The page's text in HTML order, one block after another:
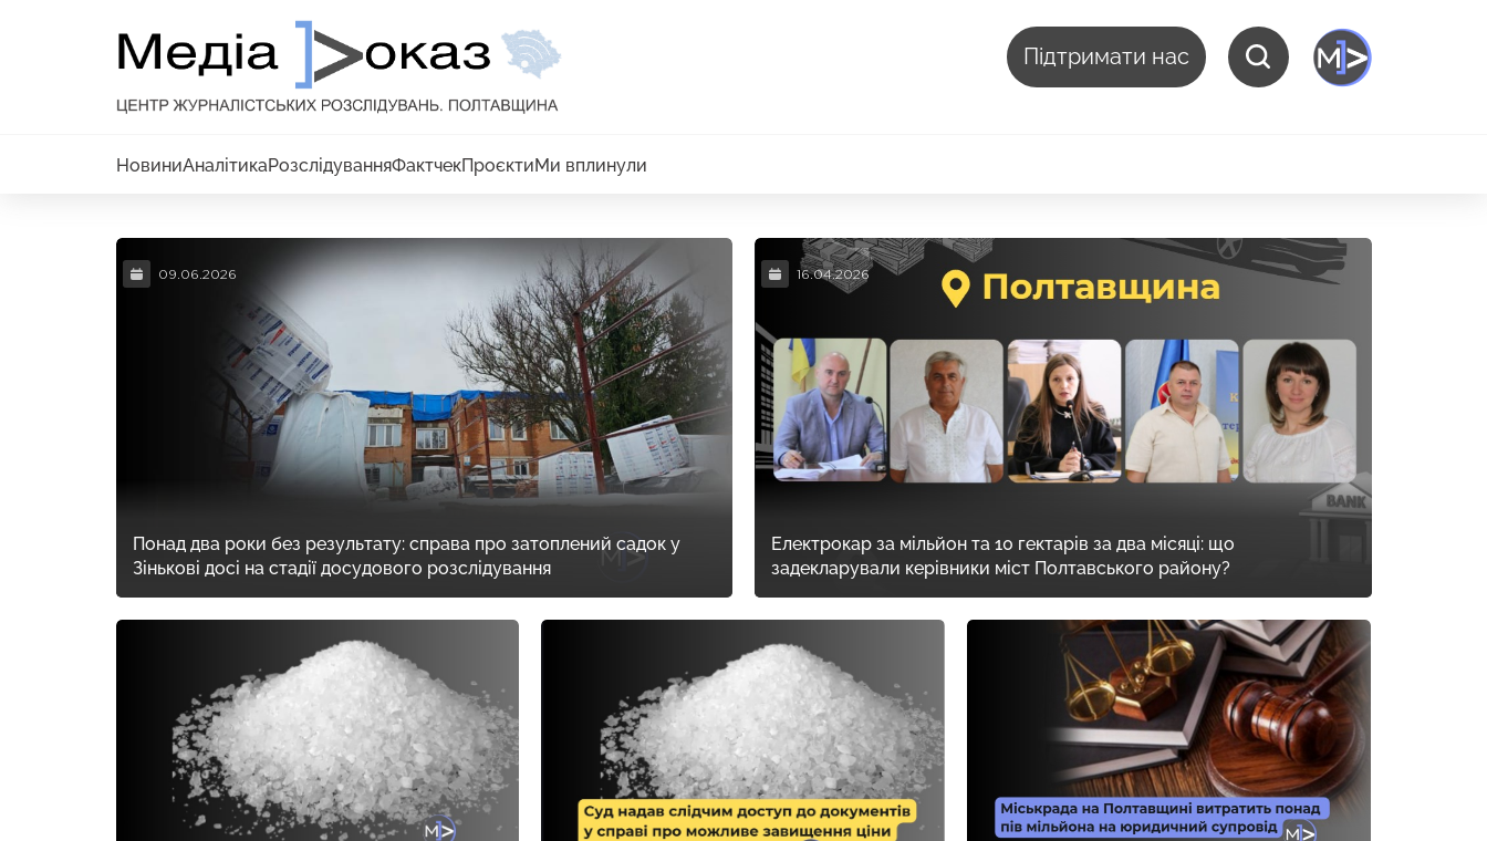
Підтримати нас
НовиниАналітикаРозслідуванняФактчекПроєктиМи вплинули
09.06.2026
Понад два роки без результату: справа про затоплений садок у
Зінькові досі на стадії досудового розслідування
16.04.2026
Електрокар за мільйон та 10 гектарів за два місяці: що
задекларували керівники міст Полтавського району?